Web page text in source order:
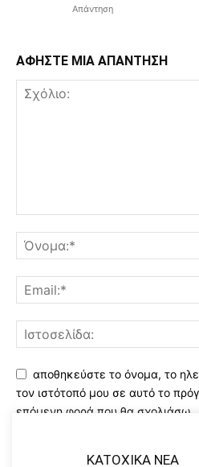
Απάντηση
ΑΦΗΣΤΕ ΜΙΑ ΑΠΑΝΤΗΣΗ
αποθηκεύστε το όνομα, το
τον ιστότοπό μου σε αυτό το
επόμενη φορά που θα σχολιάσω.
Χρησιμοποιώντας αυτό το
αποθήκευση και χειρισμό
KATOXIKA NEA